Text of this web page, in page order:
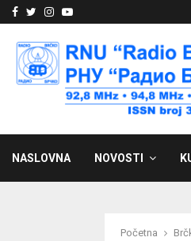
Facebook
Twitter
Instagram
Youtube
NASLOVNA NOVOSTI
Početna